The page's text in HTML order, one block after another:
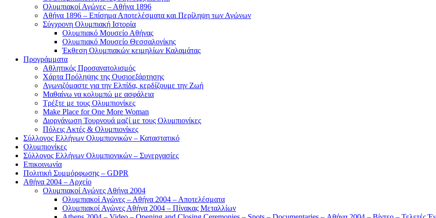
Ολυμπιακοί Αγώνες – Αθήνα 1896
Αθήνα 1896 – Επίσημα Αποτελέσματα και Περίληψη των Αγώνων
Σύγχρονη Ολυμπιακή Ιστορία
Ολυμπιακό Μουσείο Αθήνας
Ολυμπιακό Μουσείο Θεσσαλονίκης
Έκθεση Ολυμπιακών κειμηλίων Καλαμάτας
Προγράμματα
Αθλητικός Προσανατολισμός
Χάρτα Πρόληψης της Ουσιοεξάρτησης
Αγωνιζόμαστε για την Ελπίδα, κερδίζουμε την Ζωή
Μαθαίνω να κολυμπώ με ασφάλεια
Τρέξτε με τους Ολυμπιονίκες
Make Place for One More Woman
Διοργάνωση Τουρνουά μαζί με τους Ολυμπιονίκες
Πόλεις Ακτές & Ολυμπιονίκες
Σύλλογος Ελλήνων Ολυμπιονικών – Καταστατικό
Ολυμπιονίκες
Σύλλογος Ελλήνων Ολυμπιονικών – Συνεργασίες
Επικοινωνία
Πολιτική Συμμόρφωσης – GDPR
Αθήνα 2004 – Αρχείο
Ολυμπιακοί Αγώνες Αθήνα 2004
Ολυμπιακοί Αγώνες – Αθήνα 2004 – Αποτελέσματα
Ολυμπιακοί Αγώνες Αθήνα 2004 – Πίνακας Μεταλλίων